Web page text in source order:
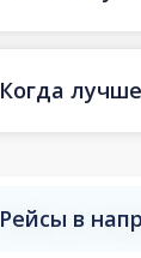
Когда
Рейсы в